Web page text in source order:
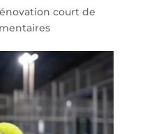
court de